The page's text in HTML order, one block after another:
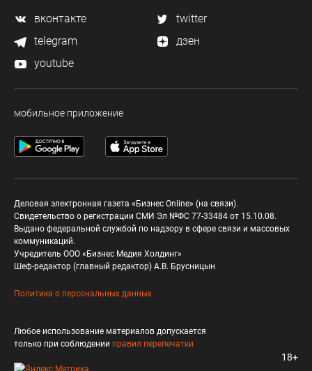
вконтакте
twitter
telegram
дзен
youtube
мобильное приложение
Деловая электронная газета «Бизнес Online» (на связи).
Свидетельство о регистрации СМИ Эл №ФС 77-33484 от 15.10.08.
Выдано федеральной службой по надзору в сфере связи и массовых
коммуникаций.
Учредитель ООО «Бизнес Медия Холдинг»
Шеф-редактор (главный редактор) А.В. Брусницын
Политика о персональных данных
Любое использование материалов допускается
только при соблюдении правил перепечатки
18+